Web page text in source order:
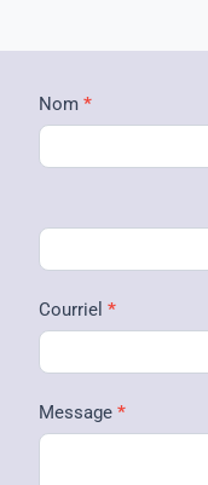
C
t
Nom *
Courriel *
Message *